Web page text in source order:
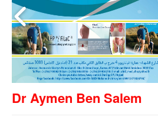
Dr Aymen Ben Salem